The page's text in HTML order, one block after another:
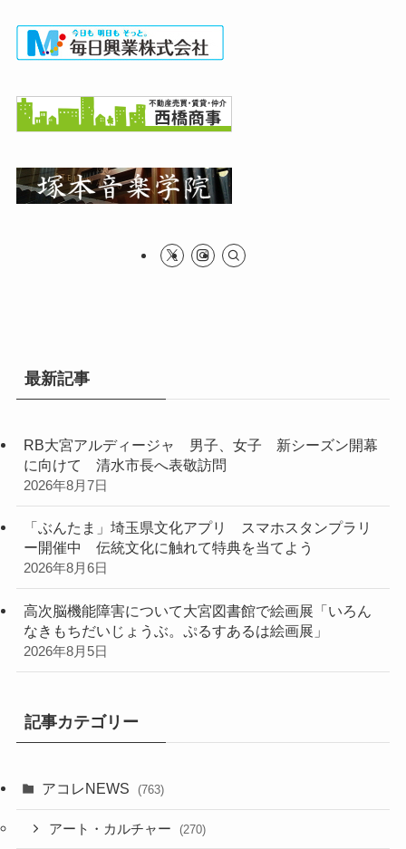
最新記事
RB大宮アルディージャ 男子、女子 新シーズン開幕
に向けて 清水市長へ表敬訪問
2026年8月7日
「ぶんたま」埼玉県文化アプリ スマホスタンプラリ
ー開催中 伝統文化に触れて特典を当てよう
2026年8月6日
高次脳機能障害について大宮図書館で絵画展「いろん
なきもちだいじょうぶ。ぷるすあるは絵画展」
2026年8月5日
記事カテゴリー
アコレNEWS (763)
アート・カルチャー (270)